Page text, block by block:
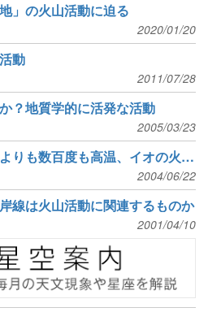
」の火山活動に迫る
2020/01/20
動
2011/07/28
？地質学的に活発な活動
2005/03/23
キラウエア火山よりも数百度も高温、イオの火山についての最新研究
2004/06/22
線は火山活動に関連するものか
2001/04/10